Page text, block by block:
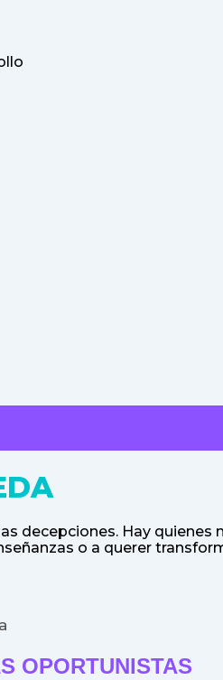
decepciones. Hay quienes
o a querer
OPORTUNISTAS